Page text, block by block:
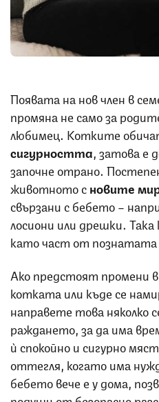
Появата на нов член в
промяна не само за
любимец. Котките
сигурността, затова е
започне отрано.
животното сновите
свързани с бебето –
лосиони или дрешки.
като част от
Ако предстоят промени
котката или къде се
направете това няколко
раждането, за да има
ѝ спокойно и сигурно
оттегля, когато има
бебето вече е у дома,